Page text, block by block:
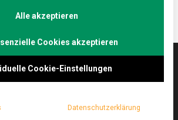
(.de) ist das Online-
Alle akzeptieren
Cookies akzeptieren
Cookie-Einstellungen
Datenschutzerklärung